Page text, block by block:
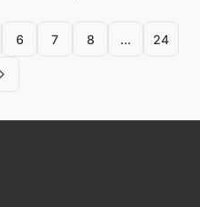
6 7 8 ... 24